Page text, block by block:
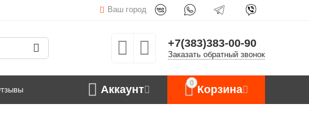
Ваш город
+7(383)383-00-90
Заказать обратный звонок
0
Корзина
Аккаунт